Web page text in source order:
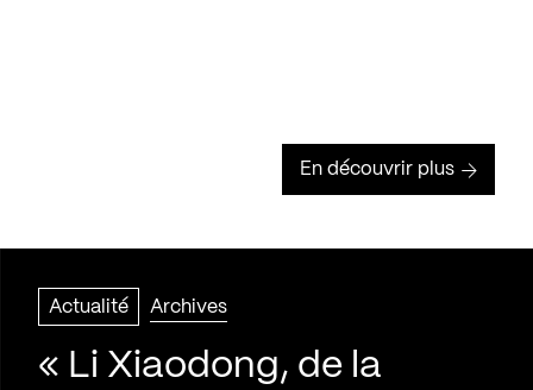
En découvrir plus
Actualité Archives
« Li Xiaodong, de la